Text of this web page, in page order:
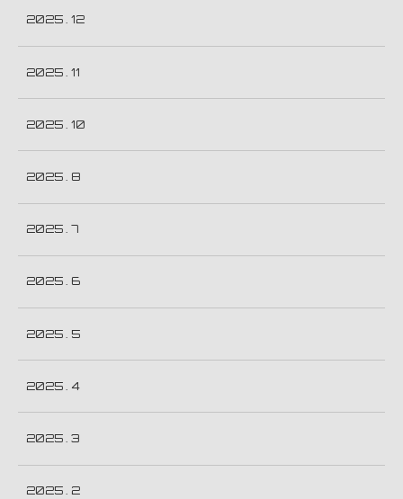
2025 . 12
2025 . 11
2025 . 10
2025 . 8
2025 . 7
2025 . 6
2025 . 5
2025 . 4
2025 . 3
2025 . 2